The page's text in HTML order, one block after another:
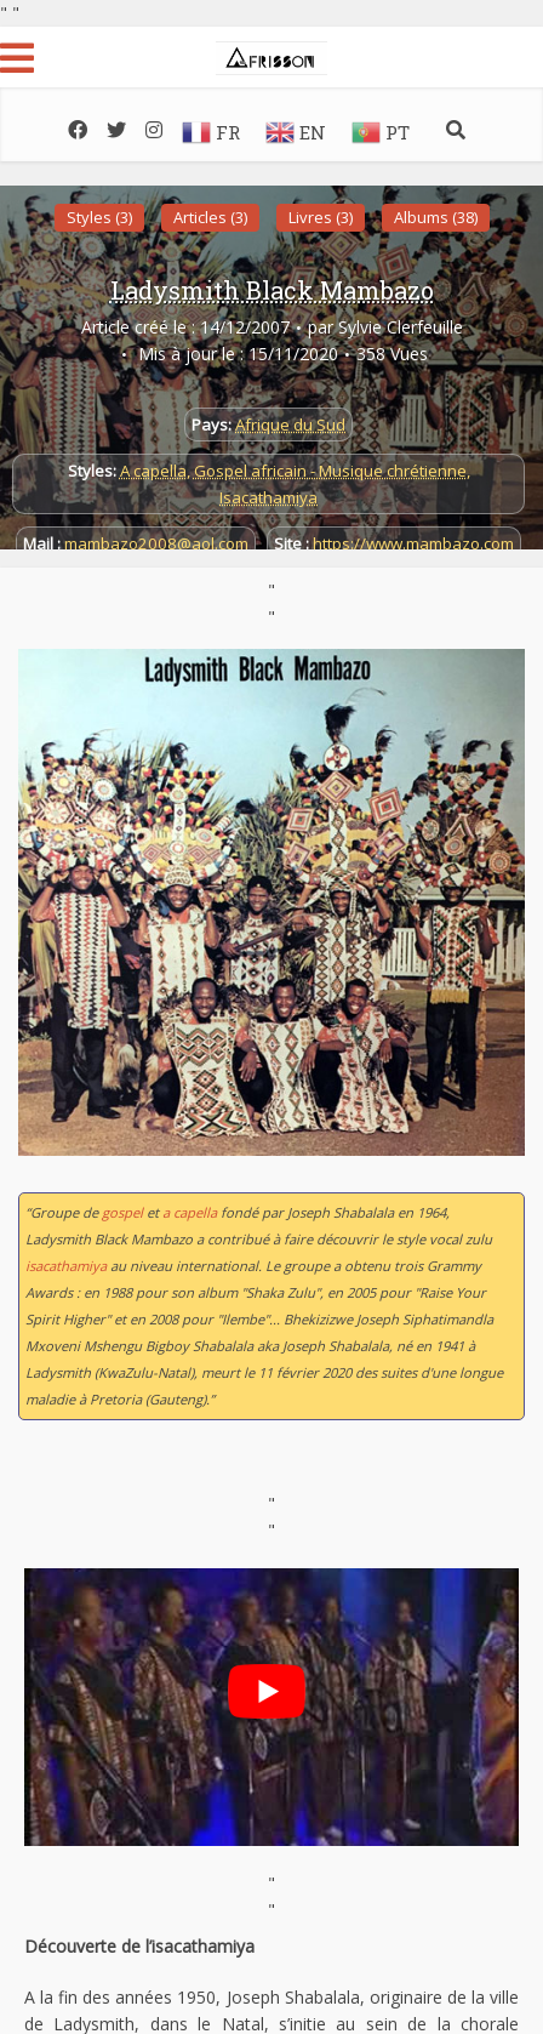
" "
FR EN PT
Styles (3) Articles (3) Livres (3) Albums (38)
Ladysmith Black Mambazo
Article créé le : 14/12/2007 par Sylvie Clerfeuille
Mis à jour le : 15/11/2020
358 Vues
Pays:Afrique du Sud
Styles:A capella,Gospel africain - Musique chrétienne,
Isacathamiya
Mail :mambazo2008@aol.com Site :https://www.mambazo.com
"
"
“Groupe de gospelet a capellafondé par Joseph Shabalala en 1964,
Ladysmith Black Mambazo a contribué à faire découvrir le style vocal zulu
isacathamiyaau niveau international. Le groupe a obtenu trois Grammy
Awards : en 1988 pour son album "Shaka Zulu", en 2005 pour "Raise Your
Spirit Higher" et en 2008 pour "Ilembe"... Bhekizizwe Joseph Siphatimandla
Mxoveni Mshengu Bigboy Shabalala aka Joseph Shabalala, né en 1941 à
Ladysmith (KwaZulu-Natal), meurt le 11 février 2020 des suites d'une longue
maladie à Pretoria (Gauteng).”
"
"
"
"
Découverte de l’isacathamiya
A la fin des années 1950, Joseph Shabalala, originaire de la ville
de Ladysmith, dans le Natal, s’initie au sein de la chorale